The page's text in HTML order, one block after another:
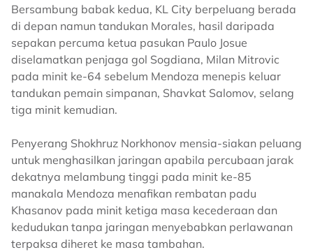
Bersambung babak kedua, KL City berpeluang berada
di depan namun tandukan Morales, hasil daripada
sepakan percuma ketua pasukan Paulo Josue
diselamatkan penjaga gol Sogdiana, Milan Mitrovic
pada minit ke-64 sebelum Mendoza menepis keluar
tandukan pemain simpanan, Shavkat Salomov, selang
tiga minit kemudian.
Penyerang Shokhruz Norkhonov mensia-siakan peluang
untuk menghasilkan jaringan apabila percubaan jarak
dekatnya melambung tinggi pada minit ke-85
manakala Mendoza menafikan rembatan padu
Khasanov pada minit ketiga masa kecederaan dan
kedudukan tanpa jaringan menyebabkan perlawanan
terpaksa diheret ke masa tambahan.